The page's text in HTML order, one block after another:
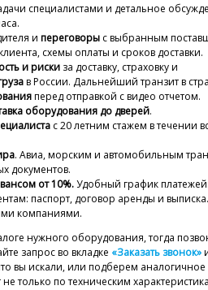
специалистами и детальное
и переговоры с выбранным
схемы оплаты и сроков доставки.
и риски за доставку, страховку и
в России. Дальнейший транзит в
перед отправкой с видео отчетом.
оборудования до дверей.
с 20 летним стажем в течении
. Авиа, морским и автомобильным
документов.
от 10%.Удобный график
паспорт, договор аренды и выписка.
компаниями.
нужного оборудования, тогда
запрос во вкладке «Заказать звонок»
вы искали, или подберем аналогичное
только по техническим